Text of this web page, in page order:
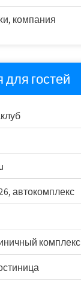
компания
гостей
автокомплекс
комплекс